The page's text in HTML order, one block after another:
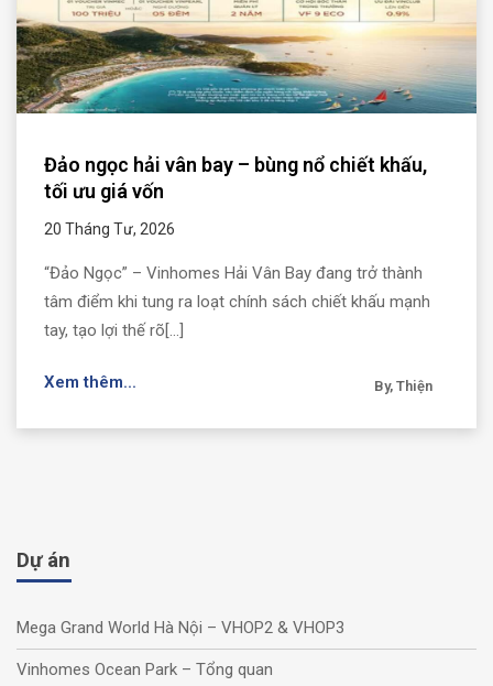
Đảo ngọc hải vân bay – bùng nổ chiết khấu,
tối ưu giá vốn
20 Tháng Tư, 2026
“Đảo Ngọc” – Vinhomes Hải Vân Bay đang trở thành
tâm điểm khi tung ra loạt chính sách chiết khấu mạnh
tay, tạo lợi thế rõ[...]
Xem thêm... By, Thiện
Dự án
Mega Grand World Hà Nội – VHOP2 & VHOP3
Vinhomes Ocean Park – Tổng quan